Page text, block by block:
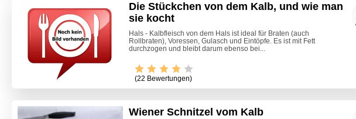
Die Stückchen von dem Kalb, und wie man
sie kocht
Hals - Kalbfleisch von dem Hals ist ideal für Braten (auch
Rollbraten), Voressen, Gulasch und Eintöpfe. Es ist mit Fett
durchzogen und bleibt darum ebenso bei...
(22 Bewertungen)
Wiener Schnitzel vom Kalb
Palatschinken Grundrezept